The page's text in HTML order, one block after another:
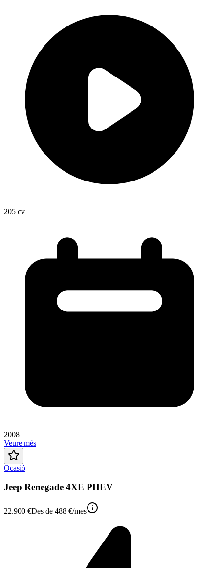
205 cv
2008
Veure més
Ocasió
Jeep Renegade 4XE PHEV
22.900 €Des de 488 €/mes